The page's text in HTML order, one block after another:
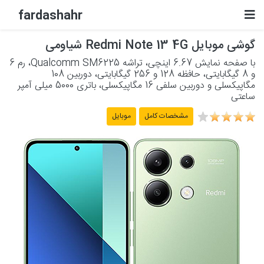
fardashahr
گوشی موبایل Redmi Note 13 4G شیاومی
با صفحه نمایش 6.67 اینچی، تراشه Qualcomm SM6225، رم 6
و 8 گیگابایتی، حافظه 128 و 256 گیگابایتی، دوربین 108
مگاپیکسلی و دوربین سلفی 16 مگاپیکسلی، باتری 5000 میلی آمپر
ساعتی
مشخصات کامل موبایل
لوازم الکترونیکی
لوازم خانگی برقی
لوازم شخصی برقی
پشتیبانی
حساب کاربری